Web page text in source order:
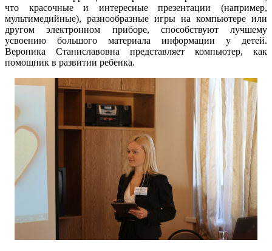
что красочные и интересные презентации (например,
мультимедийные), разнообразные игры на компьютере или
другом электронном приборе, способствуют лучшему
усвоению большого материала информации у детей.
Вероника Станиславовна представляет компьютер, как
помощник в развитии ребенка.